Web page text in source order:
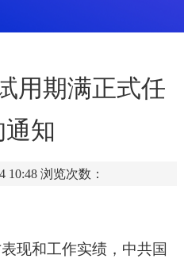
用期满正式任
知
10:48 浏览次数：
现和工作实绩，中共国